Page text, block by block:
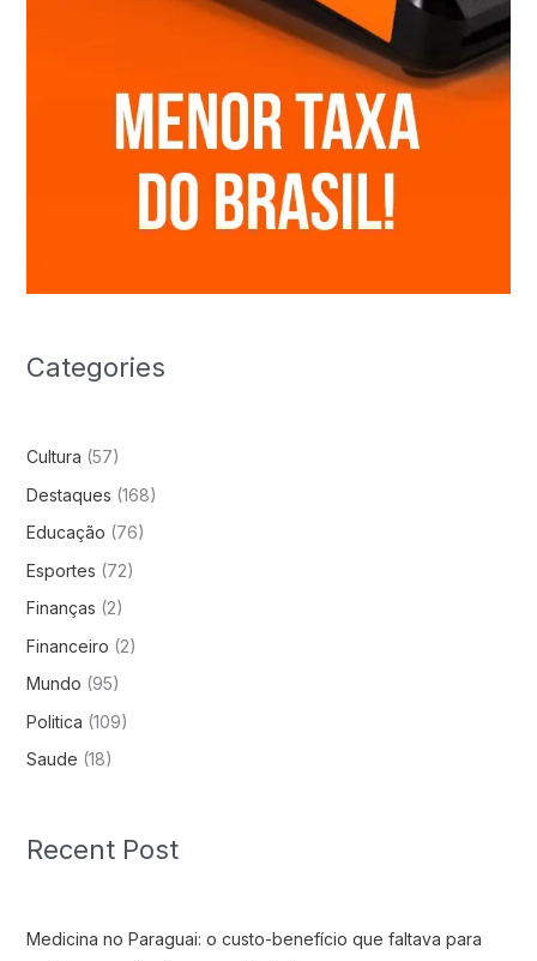
Categories
Cultura (57)
Destaques (168)
Educação (76)
Esportes (72)
Finanças (2)
Financeiro (2)
Mundo (95)
Politica (109)
Saude (18)
Recent Post
Medicina no Paraguai: o custo-benefício que faltava para